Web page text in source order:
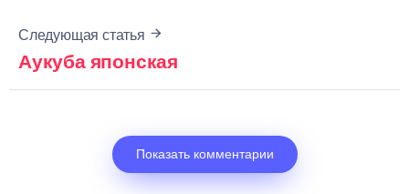
Следующая статья
Аукуба японская
Показать комментарии